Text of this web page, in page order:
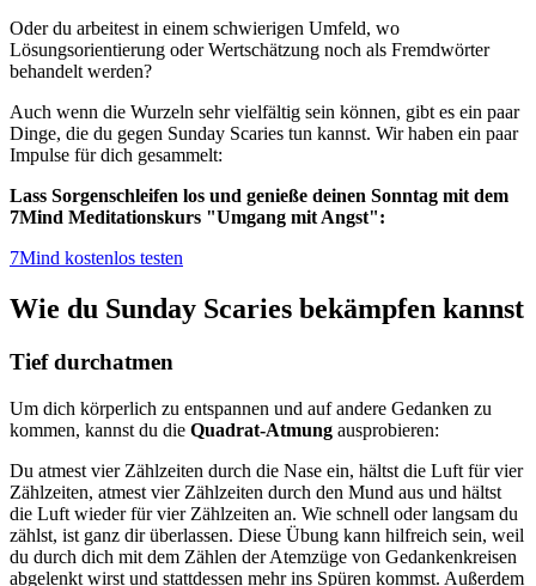
Oder du arbeitest in einem schwierigen Umfeld, wo
Lösungsorientierung oder Wertschätzung noch als Fremdwörter
behandelt werden?
Auch wenn die Wurzeln sehr vielfältig sein können, gibt es ein paar
Dinge, die du gegen Sunday Scaries tun kannst. Wir haben ein paar
Impulse für dich gesammelt:
Lass Sorgenschleifen los und genieße deinen Sonntag mit dem
7Mind Meditationskurs "Umgang mit Angst":
7Mind kostenlos testen
Wie du Sunday Scaries bekämpfen kannst
Tief durchatmen
Um dich körperlich zu entspannen und auf andere Gedanken zu
kommen, kannst du die Quadrat-Atmung ausprobieren:
Du atmest vier Zählzeiten durch die Nase ein, hältst die Luft für vier
Zählzeiten, atmest vier Zählzeiten durch den Mund aus und hältst
die Luft wieder für vier Zählzeiten an. Wie schnell oder langsam du
zählst, ist ganz dir überlassen. Diese Übung kann hilfreich sein, weil
du durch dich mit dem Zählen der Atemzüge von Gedankenkreisen
abgelenkt wirst und stattdessen mehr ins Spüren kommst. Außerdem